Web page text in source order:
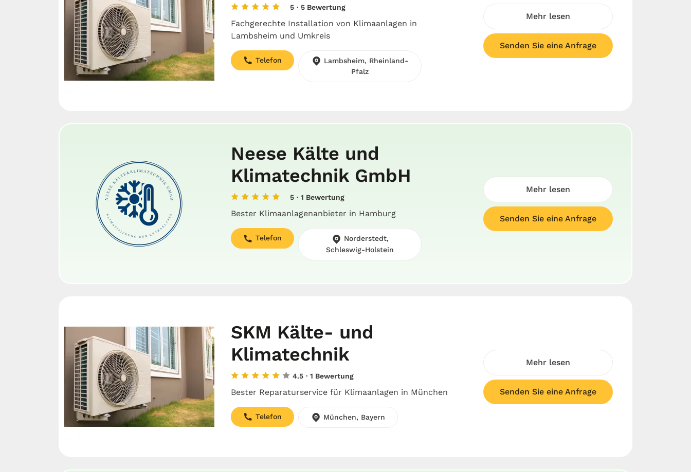
5 · 5 Bewertung
Fachgerechte Installation von Klimaanlagen in
Lambsheim und Umkreis
Telefon
Lambsheim, Rheinland-
Pfalz
Mehr lesen
Senden Sie eine Anfrage
Neese Kälte und
Klimatechnik GmbH
5 · 1 Bewertung
Bester Klimaanlagenanbieter in Hamburg
Telefon
Norderstedt,
Schleswig-Holstein
Mehr lesen
Senden Sie eine Anfrage
SKM Kälte- und
Klimatechnik
4.5 · 1 Bewertung
Bester Reparaturservice für Klimaanlagen in München
Telefon München, Bayern
Mehr lesen
Senden Sie eine Anfrage